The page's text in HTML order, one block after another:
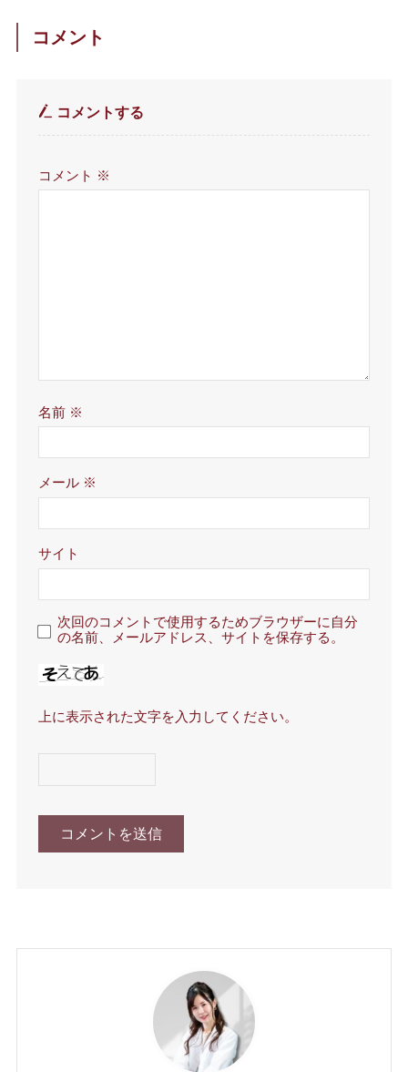
コメント
コメントする
コメント ※
名前 ※
メール ※
サイト
次回のコメントで使用するためブラウザーに自分
の名前、メールアドレス、サイトを保存する。
上に表示された文字を入力してください。